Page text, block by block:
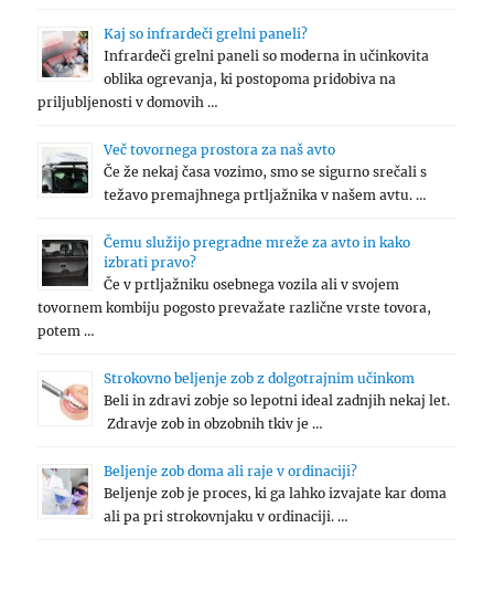
Kaj so infrardeči grelni paneli?
Infrardeči grelni paneli so moderna in učinkovita
oblika ogrevanja, ki postopoma pridobiva na
priljubljenosti v domovih …
Več tovornega prostora za naš avto
Če že nekaj časa vozimo, smo se sigurno srečali s
težavo premajhnega prtljažnika v našem avtu. …
Čemu služijo pregradne mreže za avto in kako
izbrati pravo?
Če v prtljažniku osebnega vozila ali v svojem
tovornem kombiju pogosto prevažate različne vrste tovora,
potem …
Strokovno beljenje zob z dolgotrajnim učinkom
Beli in zdravi zobje so lepotni ideal zadnjih nekaj let.
Zdravje zob in obzobnih tkiv je …
Beljenje zob doma ali raje v ordinaciji?
Beljenje zob je proces, ki ga lahko izvajate kar doma
ali pa pri strokovnjaku v ordinaciji. …